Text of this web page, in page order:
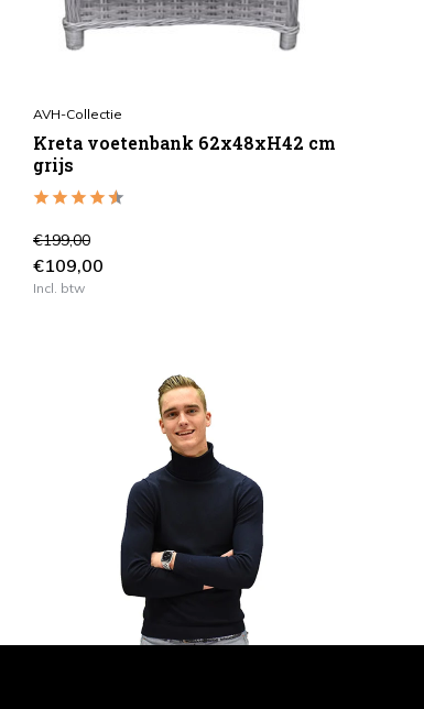
AVH-Collectie
Kreta voetenbank 62x48xH42 cm
grijs
€199,00
€109,00
Incl. btw